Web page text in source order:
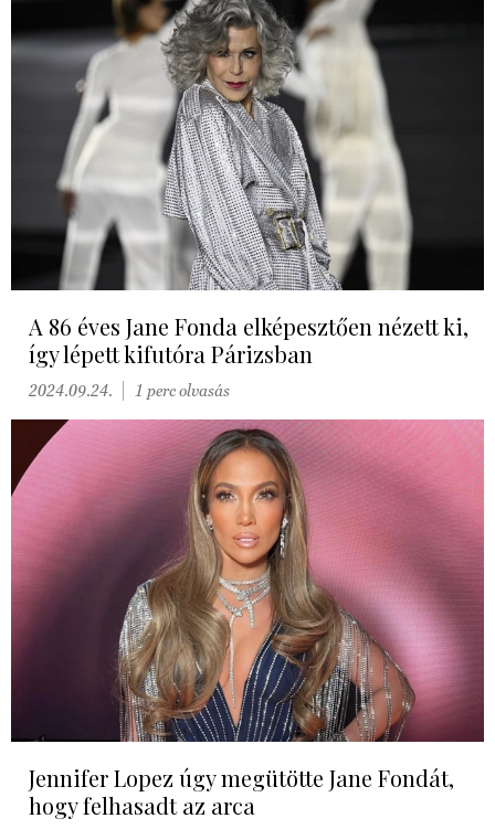
A 86 éves Jane Fonda elképesztően nézett ki,
így lépett kifutóra Párizsban
2024.09.24. 1 perc olvasás
Jennifer Lopez úgy megütötte Jane Fondát,
hogy felhasadt az arca